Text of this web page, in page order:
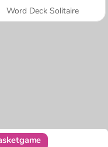
Word Deck Solitaire